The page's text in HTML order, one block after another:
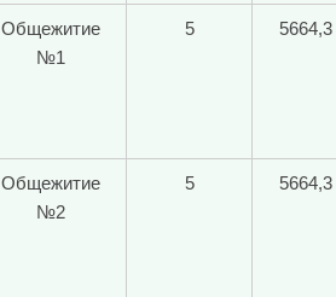
Общежитие
№1
5 5664,3
Общежитие
№2
5 5664,3